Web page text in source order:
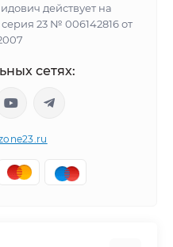
действует на
23 № 006142816 от
сетях: